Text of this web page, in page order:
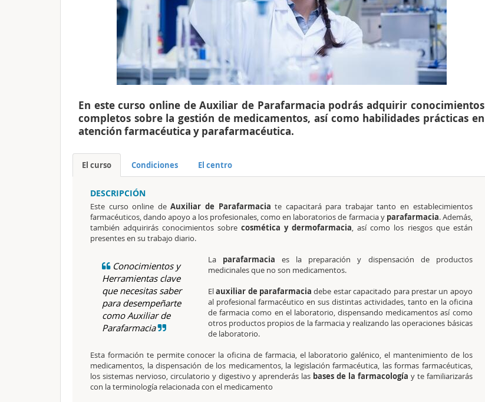
En este curso online de Auxiliar de Parafarmacia podrás adquirir conocimientos
completos sobre la gestión de medicamentos, así como habilidades prácticas en
atención farmacéutica y parafarmacéutica.
El curso Condiciones El centro
DESCRIPCIÓN
Este curso online deAuxiliar de Parafarmacia te capacitará para trabajar tanto en establecimientos
farmacéuticos, dando apoyo a los profesionales, como en laboratorios de farmacia y parafarmacia. Además,
también adquirirás conocimientos sobrecosmética y dermofarmacia, así como los riesgos que están
presentes en su trabajo diario.
Conocimientos y
Herramientas clave
que necesitas saber
para desempeñarte
como Auxiliar de
Parafarmacia
La parafarmacia es la preparación y dispensación de productos
medicinales que no son medicamentos.
Elauxiliar de parafarmacia debe estar capacitado para prestar un apoyo
al profesional farmacéutico en sus distintas actividades, tanto en la oficina
de farmacia como en el laboratorio, dispensando medicamentos así como
otros productos propios de la farmacia y realizando las operaciones básicas
de laboratorio.
Esta formación te permite conocer la oficina de farmacia, el laboratorio galénico, el mantenimiento de los
medicamentos, la dispensación de los medicamentos, la legislación farmacéutica, las formas farmacéuticas,
los sistemas nervioso, circulatorio y digestivo y aprenderás las bases de la farmacología y te familiarizarás
con la terminología relacionada con el medicamento